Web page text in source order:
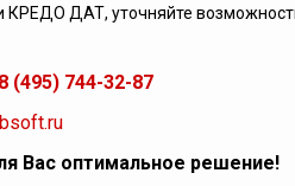
КРЕДО ДАТ, уточняйте
8 (495) 744-32-87
Вас оптимальное решение!